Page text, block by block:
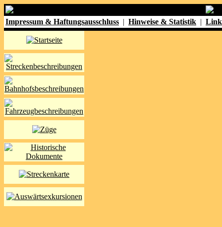
Impressum & Haftungsausschluss | Hinweise & Statistik |